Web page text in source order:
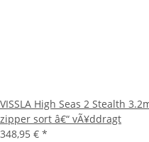
VISSLA High Seas 2 Stealth
zipper sort â€“ vÃ¥ddragt
348,95 € *